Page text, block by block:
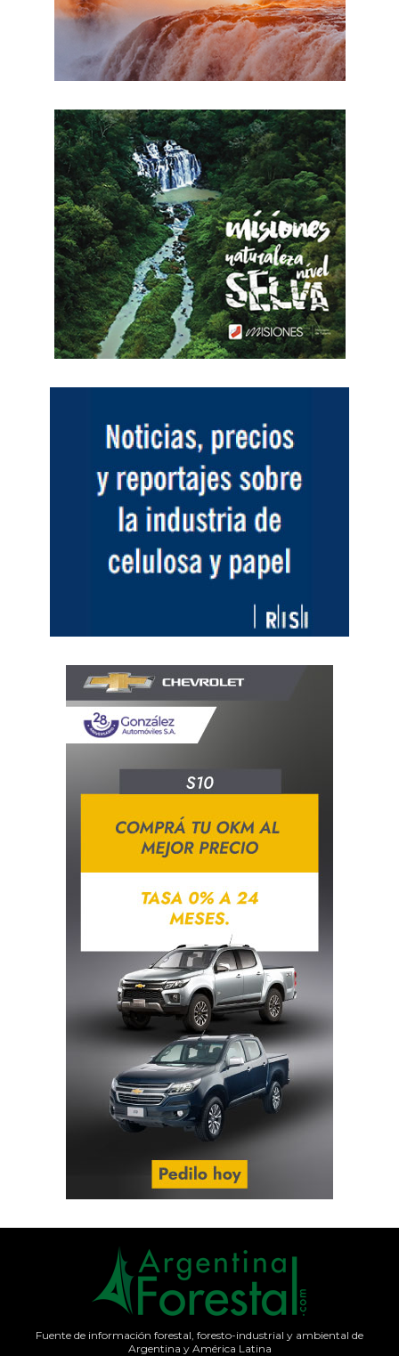
Fuente de información forestal, foresto-industrial y ambiental de
Argentina y América Latina